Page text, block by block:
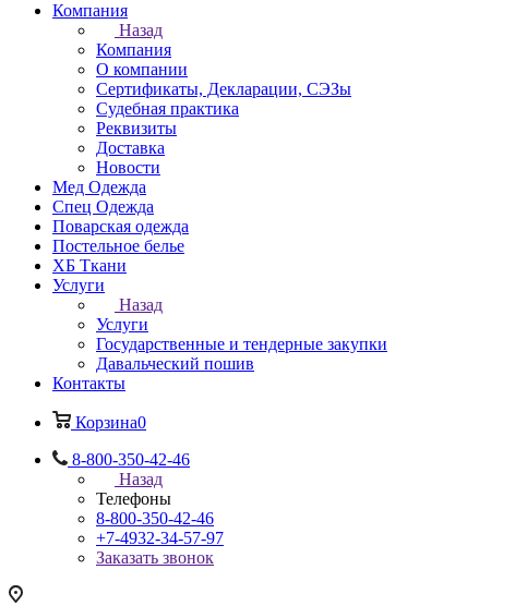
Компания
Назад
Компания
О компании
Сертификаты, Декларации, СЭЗы
Судебная практика
Реквизиты
Доставка
Новости
Мед Одежда
Спец Одежда
Поварская одежда
Постельное белье
ХБ Ткани
Услуги
Назад
Услуги
Государственные и тендерные закупки
Давальческий пошив
Контакты
Корзина0
8-800-350-42-46
Назад
Телефоны
8-800-350-42-46
+7-4932-34-57-97
Заказать звонок